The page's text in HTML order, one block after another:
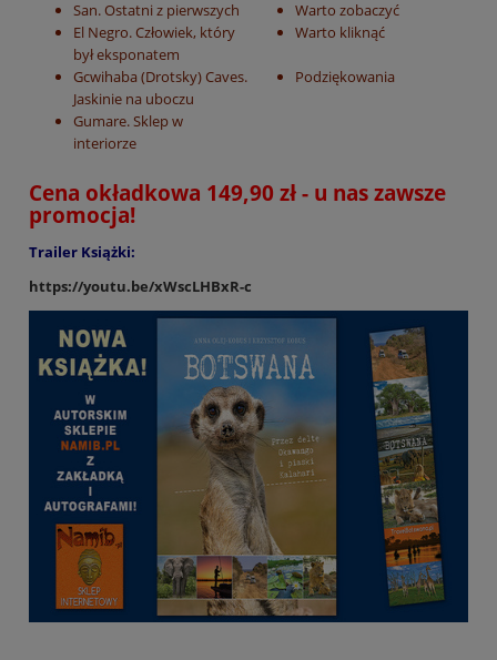
San. Ostatni z pierwszych
El Negro. Człowiek, który
był eksponatem
Gcwihaba (Drotsky) Caves.
Jaskinie na uboczu
Gumare. Sklep w
interiorze
Warto zobaczyć
Warto kliknąć
Podziękowania
Cena okładkowa 149,90 zł - u nas zawsze
promocja!
Trailer Książki:
https://youtu.be/xWscLHBxR-c